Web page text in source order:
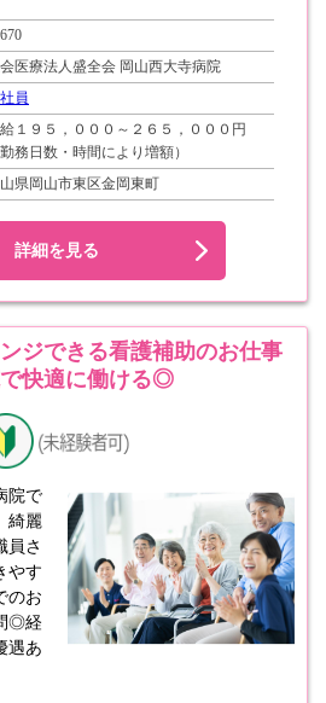
医療法人盛全会 岡山西大寺病院
員
１９５，０００～２６５，０００円
勤務日数・時間により増額）
県岡山市東区金岡東町
詳細を見る
ジできる看護補助のお仕事
快適に働ける◎
院で
綺麗
員さ
やす
のお
◎経
遇あ